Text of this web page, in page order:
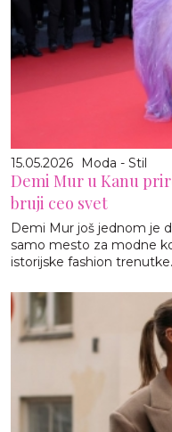
15.05.2026 Moda - Stil
Demi Mur u Kanu
bruji ceo svet
Demi Mur još jednom je
samo mesto za modne
istorijske fashion trenutke.